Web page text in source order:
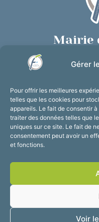
Gérer
Pour offrir les meilleures
telles que les cookies pour
appareils. Le fait de consentir
traiter des données telles que
uniques sur ce site. Le fait de
consentement peut avoir un
et fonctions.
Voir
Mairie
Du
de 8h30 à
Suivez-nous !
Accessibilité
2025 © Propulsé